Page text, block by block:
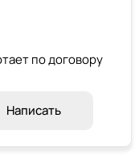
по договору
Написать